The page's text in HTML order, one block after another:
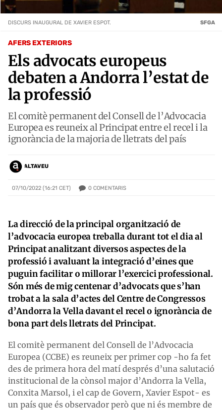
AFERS EXTERIORS
Els advocats europeus
debaten a Andorra l’estat de
la professió
El comitè permanent del Consell de l’Advocacia
Europea es reuneix al Principat entre el recel i la
ignorància de la majoria de lletrats del país
ALTAVEU
07/10/2022 (16:21 CET) 0 COMENTARIS
DISCURS INAUGURAL DE XAVIER ESPOT. SFGA
La direcció de la principal organització de
l’advocacia europea treballa durant tot el dia al
Principat analitzant diversos aspectes de la
professió i avaluant la integració d’eines que
puguin facilitar o millorar l’exercici professional.
Són més de mig centenar d’advocats que s’han
trobat a la sala d’actes del Centre de Congressos
d’Andorra la Vella davant el recel o ignorància de
bona part dels lletrats del Principat.
El comitè permanent del Consell de l’Advocacia
Europea (CCBE) es reuneix per primer cop -ho fa fet
des de primera hora del matí després d’una salutació
institucional de la cònsol major d’Andorra la Vella,
Conxita Marsol, i el cap de Govern, Xavier Espot- es
un país que és observador però que ni és membre de